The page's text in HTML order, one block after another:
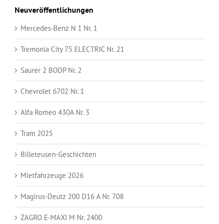
Neuveröffentlichungen
Mercedes-Benz N 1 Nr. 1
Tremonia City 75 ELECTRIC Nr. 21
Saurer 2 BODP Nr. 2
Chevrolet 6702 Nr. 1
Alfa Romeo 430A Nr. 3
Tram 2025
Billeteusen-Geschichten
Mietfahrzeuge 2026
Magirus-Deutz 200 D16 A Nr. 708
ZAGRO E-MAXI M Nr. 2400